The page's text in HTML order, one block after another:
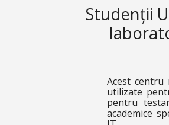
Studenții
Acest
utilizate
pentru
academice